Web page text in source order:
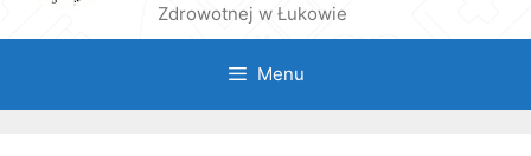
Zdrowotnej w Łukowie
Menu